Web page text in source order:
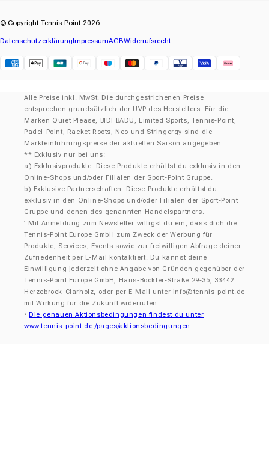
© Copyright Tennis-Point 2026
DatenschutzerklärungImpressumAGBWiderrufsrecht
Alle Preise inkl. MwSt. Die durchgestrichenen Preise
entsprechen grundsätzlich der UVP des Herstellers. Für die
Marken Quiet Please, BIDI BADU, Limited Sports, Tennis-Point,
Padel-Point, Racket Roots, Neo und Stringergy sind die
Markteinführungspreise der aktuellen Saison angegeben.
** Exklusiv nur bei uns:
a) Exklusivprodukte: Diese Produkte erhältst du exklusiv in den
Online-Shops und/oder Filialen der Sport-Point Gruppe.
b) Exklusive Partnerschaften: Diese Produkte erhältst du
exklusiv in den Online-Shops und/oder Filialen der Sport-Point
Gruppe und denen des genannten Handelspartners.
¹ Mit Anmeldung zum Newsletter willigst du ein, dass dich die
Tennis-Point Europe GmbH zum Zweck der Werbung für
Produkte, Services, Events sowie zur freiwilligen Abfrage deiner
Zufriedenheit per E-Mail kontaktiert. Du kannst deine
Einwilligung jederzeit ohne Angabe von Gründen gegenüber der
Tennis-Point Europe GmbH, Hans-Böckler-Straße 29-35, 33442
Herzebrock-Clarholz, oder per E-Mail unter info@tennis-point.de
mit Wirkung für die Zukunft widerrufen.
² Die genauen Aktionsbedingungen findest du unter
www.tennis-point.de./pages/aktionsbedingungen